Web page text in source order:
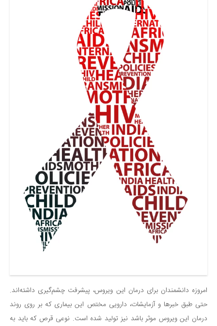
امروزه دانشمندان برای درمان این ویروس، پیشرفت چشم‌گیری داشته‌اند.
حتی طبق خبرها و آزمایشات، دارویی مختص این بیماری که بر روی روند
درمان این ویروس موثر باشد نیز تولید شده است. نوعی قرص که باید به